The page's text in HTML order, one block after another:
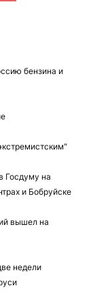
бензина и
Госдуму на
и Бобруйске
вышел на
недели